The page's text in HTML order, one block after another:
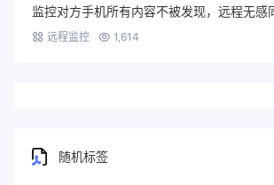
监控对方手机所有内容不被发现，远程无感
远程监控 1,614
随机标签